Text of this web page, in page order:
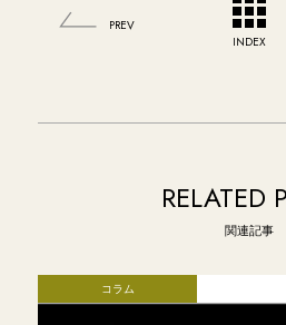
PREV
INDEX
RELATED
関連記事
コラム